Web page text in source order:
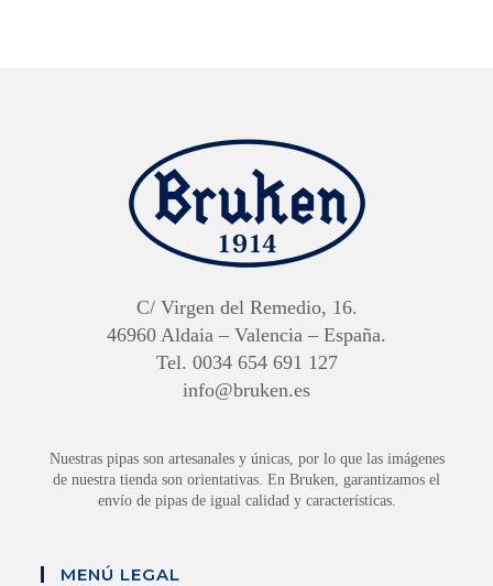
C/ Virgen del Remedio, 16.
46960 Aldaia – Valencia – España.
Tel. 0034 654 691 127
info@bruken.es
Nuestras pipas son artesanales y únicas, por lo que las imágenes
de nuestra tienda son orientativas. En Bruken, garantizamos el
envío de pipas de igual calidad y características.
MENÚ LEGAL